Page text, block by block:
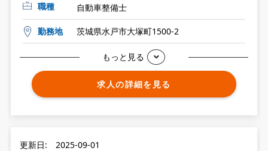
職種
自動車整備士
勤務地 茨城県水戸市大塚町1500-2
もっと見る
求人の詳細を見る
更新日: 2025-09-01